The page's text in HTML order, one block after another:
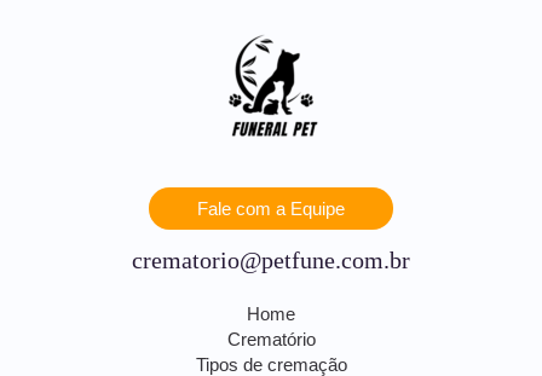
Fale com a Equipe
crematorio@petfune.com.br
Home
Crematório
Tipos de cremação